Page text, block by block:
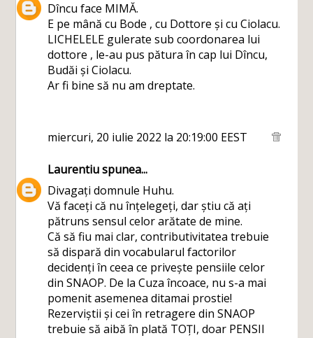
Dîncu face MIMĂ.
E pe mână cu Bode , cu Dottore și cu Ciolacu.
LICHELELE gulerate sub coordonarea lui
dottore , le-au pus pătura în cap lui Dîncu,
Budăi și Ciolacu.
Ar fi bine să nu am dreptate.
miercuri, 20 iulie 2022 la 20:19:00 EEST
Laurentiuspunea...
Divagați domnule Huhu.
Vă faceți că nu înțelegeți, dar știu că ați
pătruns sensul celor arătate de mine.
Că să fiu mai clar, contributivitatea trebuie
să dispară din vocabularul factorilor
decidenți în ceea ce privește pensiile celor
din SNAOP. De la Cuza încoace, nu s-a mai
pomenit asemenea ditamai prostie!
Rezerviștii și cei în retragere din SNAOP
trebuie să aibă în plată TOȚI, doar PENSII